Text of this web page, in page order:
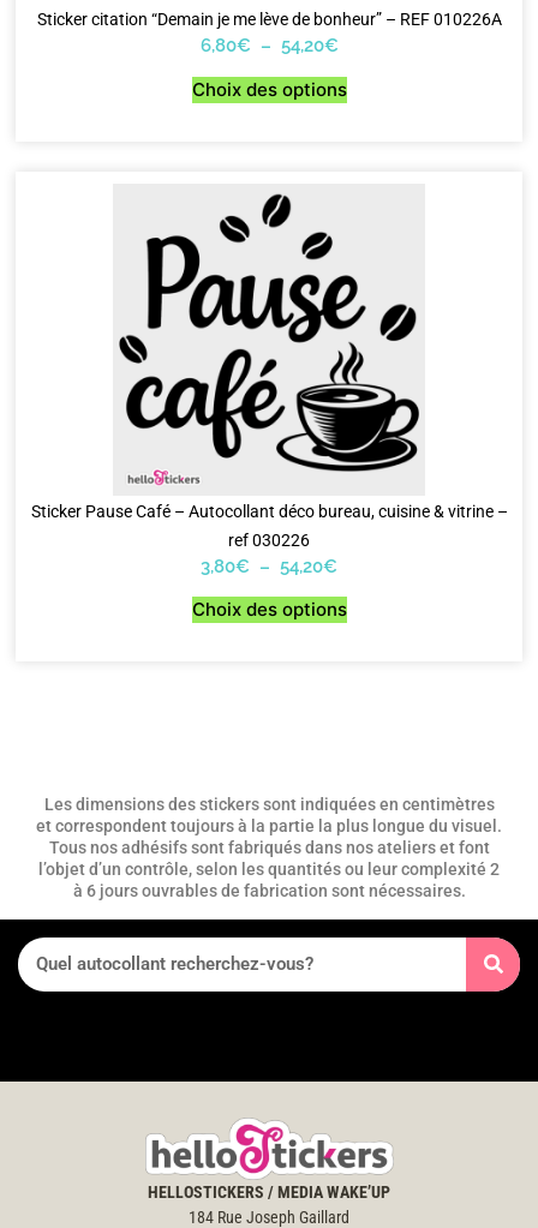
Sticker citation “Demain je me lève de bonheur” – REF 010226A
6,80€ – 54,20€
Choix des options
Sticker Pause Café – Autocollant déco bureau, cuisine & vitrine –
ref 030226
3,80€ – 54,20€
Choix des options
Les dimensions des stickers sont indiquées en centimètres
et correspondent toujours à la partie la plus longue du visuel.
Tous nos adhésifs sont fabriqués dans nos ateliers et font
l’objet d’un contrôle, selon les quantités ou leur complexité 2
à 6 jours ouvrables de fabrication sont nécessaires.
HELLOSTICKERS / MEDIA WAKE’UP
184 Rue Joseph Gaillard